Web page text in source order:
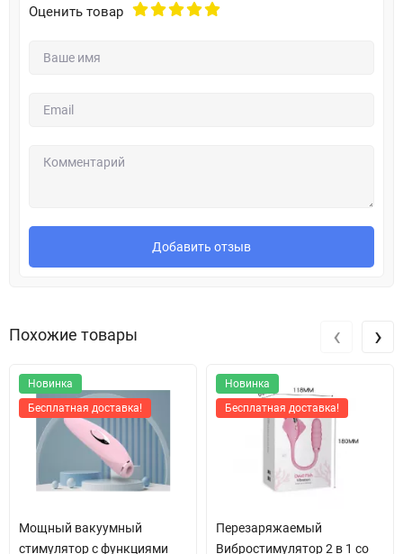
основе. После использования промыть теплой мыльной водой и
Оценить товар
Добавить отзыв
Похожие товары
Новинка
Бесплатная доставка!
Мощный вакуумный
стимулятор с функциями
Новинка
Бесплатная доставка!
Перезаряжаемый
Вибростимулятор 2 в 1 со
‹ ›